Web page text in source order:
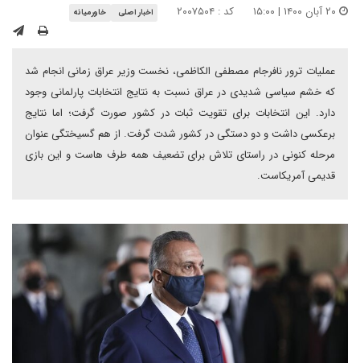
کد : ۲۰۰۷۵۰۴ اخبار اصلی خاورمیانه
عملیات ترور نافرجام مصطفی الکاظمی، نخست وزیر عراق زمانی انجام شد
که خشم سیاسی شدیدی در عراق نسبت به نتایج انتخابات پارلمانی وجود
دارد. این انتخابات برای تقویت ثبات در کشور صورت گرفت؛ اما نتایج
برعکسی داشت و دو دستگی در کشور شدت گرفت. از هم گسیختگی عنوان
مرحله کنونی در راستای تلاش برای تضعیف همه‌ طرف هاست و این بازی
قدیمی آمریکاست.